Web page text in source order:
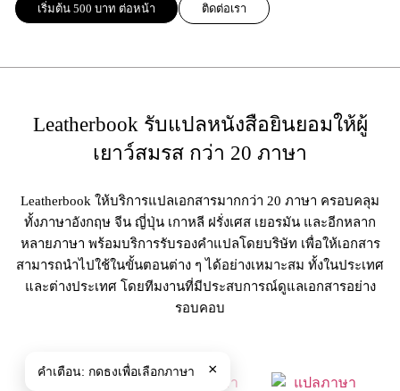
เริ่มต้น 500 บาท ต่อหน้า ติดต่อเรา
Leatherbook รับแปลหนังสือยินยอมให้ผู้
เยาว์สมรส กว่า 20 ภาษา
Leatherbook ให้บริการแปลเอกสารมากกว่า 20 ภาษา ครอบคลุม
ทั้งภาษาอังกฤษ จีน ญี่ปุ่น เกาหลี ฝรั่งเศส เยอรมัน และอีกหลาก
หลายภาษา พร้อมบริการรับรองคำแปลโดยบริษัท เพื่อให้เอกสาร
สามารถนำไปใช้ในขั้นตอนต่าง ๆ ได้อย่างเหมาะสม ทั้งในประเทศ
และต่างประเทศ โดยทีมงานที่มีประสบการณ์ดูแลเอกสารอย่าง
รอบคอบ
×
คำเตือน: กดธงเพื่อเลือกภาษา